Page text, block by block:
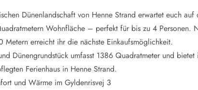
Dünenlandschaft von Henne Strand erwartet euch
Wohnfläche – perfekt für bis zu 4 Personen.
Metern erreicht ihr die nächste Einkaufsmöglichkeit.
Dünengrundstück umfasst 1386 Quadratmeter und
Ferienhaus in Henne Strand.
und Wärme im Gyldenrisvej 3